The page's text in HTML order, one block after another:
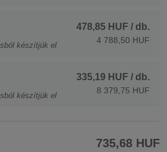
készítjük el
478,85 HUF / db.
4 788,50 HUF
készítjük el
335,19 HUF / db.
8 379,75 HUF
735,68 HUF